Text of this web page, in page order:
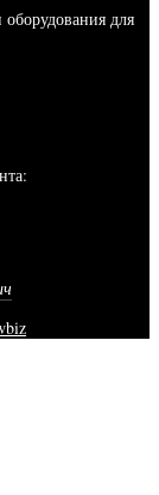
для